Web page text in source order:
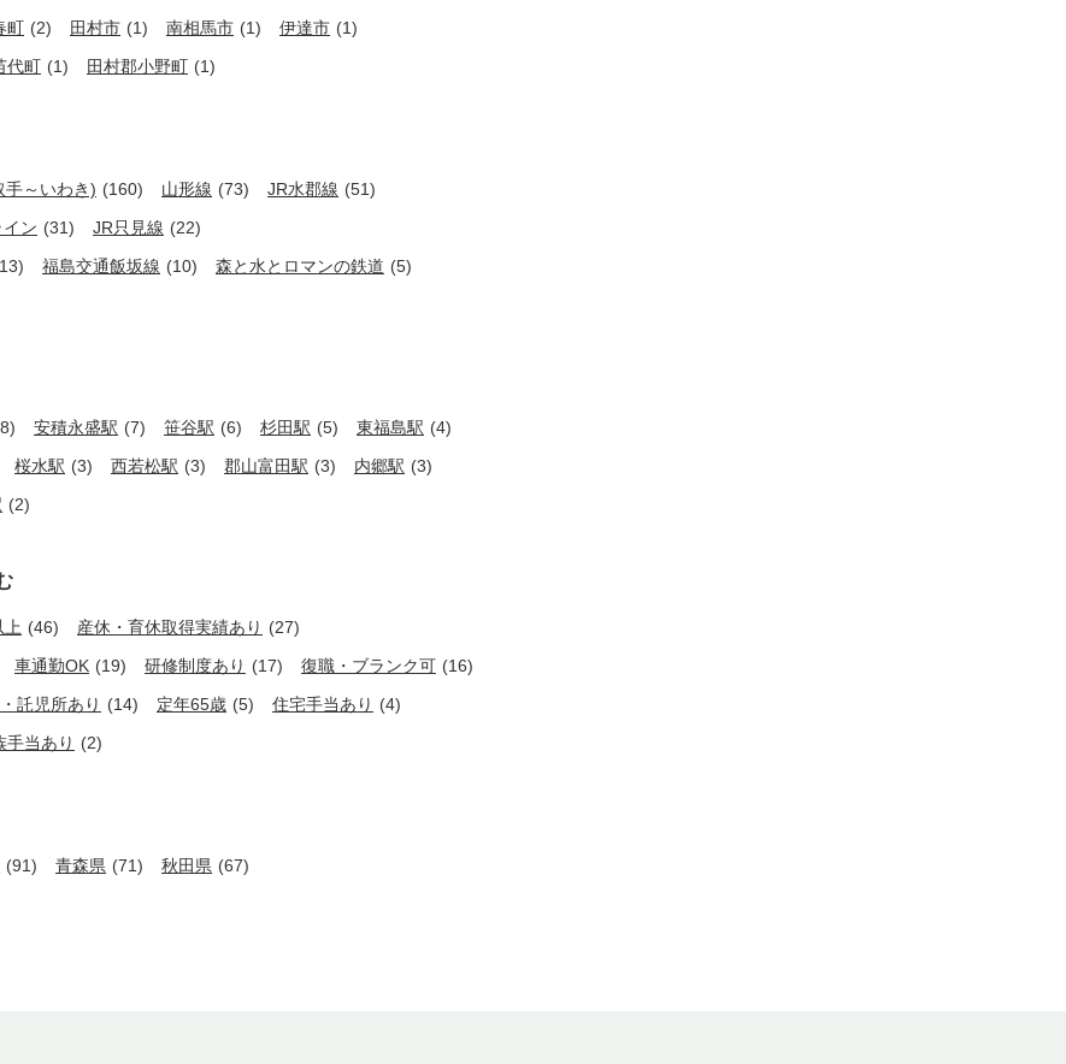
町 (2) 田村市 (1) 南相馬市 (1) 伊達市 (1)
代町 (1) 田村郡小野町 (1)
手～いわき) (160) 山形線 (73) JR水郡線 (51)
ン (31) JR只見線 (22)
福島交通飯坂線 (10) 森と水とロマンの鉄道 (5)
安積永盛駅 (7) 笹谷駅 (6) 杉田駅 (5) 東福島駅 (4)
桜水駅 (3) 西若松駅 (3) 郡山富田駅 (3) 内郷駅 (3)
(2)
(46) 産休・育休取得実績あり (27)
車通勤OK (19) 研修制度あり (17) 復職・ブランク可 (16)
託児所あり (14) 定年65歳 (5) 住宅手当あり (4)
手当あり (2)
(91) 青森県 (71) 秋田県 (67)